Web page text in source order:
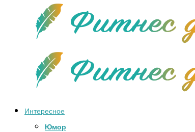
Интересное
Юмор